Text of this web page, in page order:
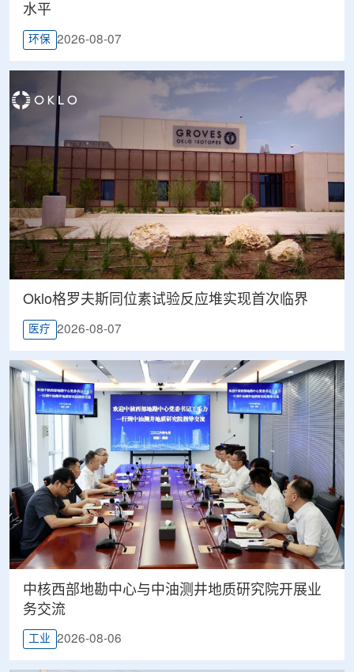
水平
环保 2026-08-07
Oklo格罗夫斯同位素试验反应堆实现首次临界
医疗 2026-08-07
中核西部地勘中心与中油测井地质研究院开展业
务交流
工业 2026-08-06